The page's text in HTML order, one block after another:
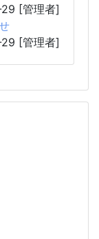
[管理者]
[管理者]